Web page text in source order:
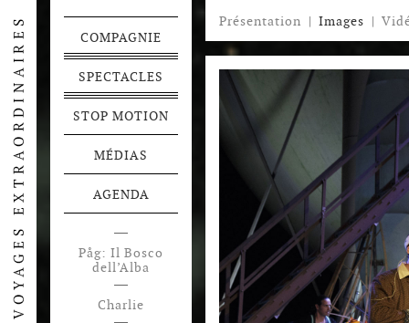
Présentation | Images |
COMPAGNIE
SPECTACLES
STOP MOTION
MÉDIAS
AGENDA
Påg: Il Bosco
dell’Alba
Charlie